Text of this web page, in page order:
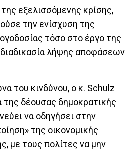
εξελισσόμενης κρίσης,
την ενίσχυση της
τόσο στο έργο της
λήψης αποφάσεων
του κινδύνου, ο κ. Schulz
της δέουσας δημοκρατικής
να οδηγήσει στην
της οικονομικής
με τους πολίτες να μην